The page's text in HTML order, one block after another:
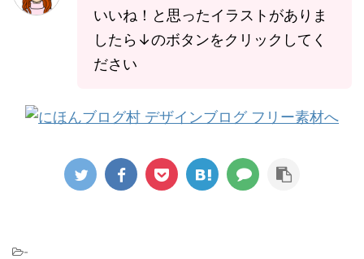
いいね！と思ったイラストがありま
したら↓のボタンをクリックしてく
ださい
-